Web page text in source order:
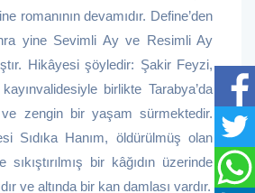
romanının devamıdır. Define’den
yine Sevimli Ay ve Resimli Ay
Hikâyesi şöyledir: Şakir Feyzi,
birlikte Tarabya’da
zengin bir yaşam sürmektedir.
Sıdıka Hanım, öldürülmüş olan
sıkıştırılmış bir kâğıdın üzerinde
ve altında bir kan damlası vardır.